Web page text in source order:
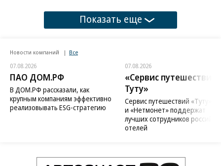
Показать еще
Новости компаний Все
07.08.2026
ПАО ДОМ.РФ
В ДОМ.РФ рассказали, как
крупным компаниям эффективно
реализовывать ESG-стратегию
07.08.2026
«Сервис путешествий
Туту»
Сервис путешествий «Туту»
и «Нетмонет» поддержат
лучших сотрудников
отелей